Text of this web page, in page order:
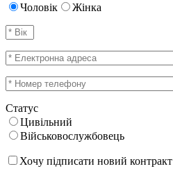
Чоловік Жінка
Статус
Цивільний
Військовослужбовець
Хочу підписати новий контракт